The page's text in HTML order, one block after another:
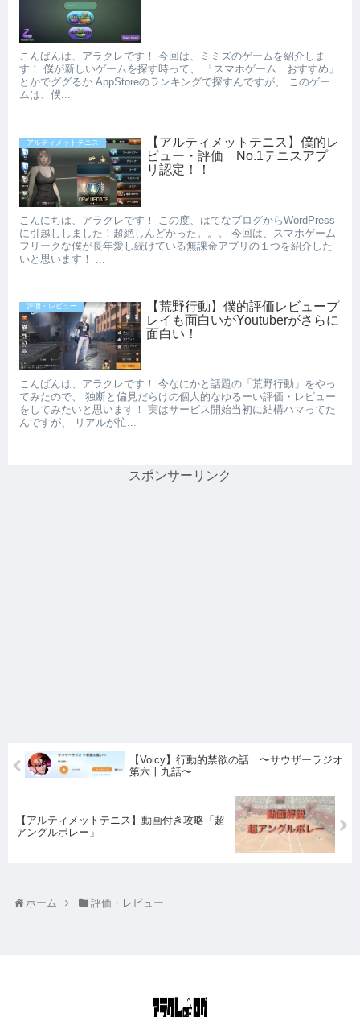
こんばんは、アラクレです！ 今回は、ミミズのゲームを紹介しま
す！ 僕が新しいゲームを探す時って、 「スマホゲーム おすすめ」
とかでググるか AppStoreのランキングで探すんですが、 このゲー
ムは、僕...
アルティメットテニス
【アルティメットテニス】僕的レ
ビュー・評価 No.1テニスアプ
リ認定！！
こんにちは、アラクレです！ この度、はてなブログからWordPress
に引越ししました！超絶しんどかった。。。 今回は、スマホゲーム
フリークな僕が長年愛し続けている無課金アプリの１つを紹介した
いと思います！ ...
評価・レビュー
【荒野行動】僕的評価レビュープ
レイも面白いがYoutuberがさらに
面白い！
こんばんは、アラクレです！ 今なにかと話題の「荒野行動」をやっ
てみたので、 独断と偏見だらけの個人的なゆるーい評価・レビュー
をしてみたいと思います！ 実はサービス開始当初に結構ハマってた
んですが、 リアルが忙...
スポンサーリンク
【Voicy】行動的禁欲の話 〜サウザーラジオ
第六十九話〜
【アルティメットテニス】動画付き攻略「超
アングルボレー」
ホーム 評価・レビュー